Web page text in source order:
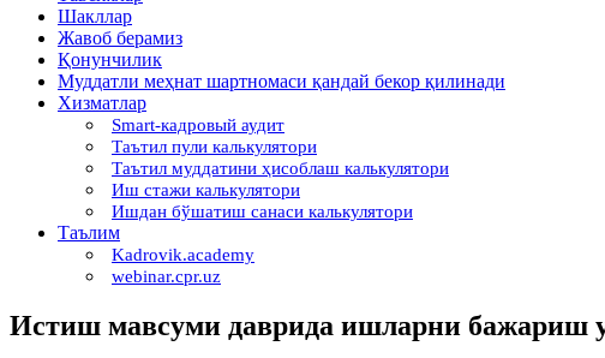
Шакллар
Жавоб берамиз
Қонунчилик
Муддатли меҳнат шартномаси қандай бекор қилинади
Хизматлар
Smart-кадровый аудит
Таътил пули калькулятори
Таътил муддатини ҳисоблаш калькулятори
Иш стажи калькулятори
Ишдан бўшатиш санаси калькулятори
Таълим
Kadrovik.academy
webinar.cpr.uz
Истиш мавсуми даврида ишларни бажариш